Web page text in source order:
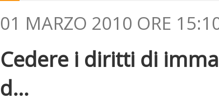
01 MARZO 2010 ORE
Cedere i diritti di
d...